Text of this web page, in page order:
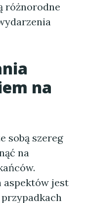
różnorodne
na
sobą szereg
na
aspektów jest